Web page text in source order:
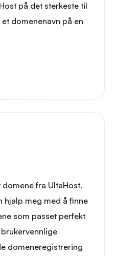
på det sterkeste til
domenenavn på en
fra UltaHost.
hjalp meg med å finne
som passet perfekt
domeneregistrering